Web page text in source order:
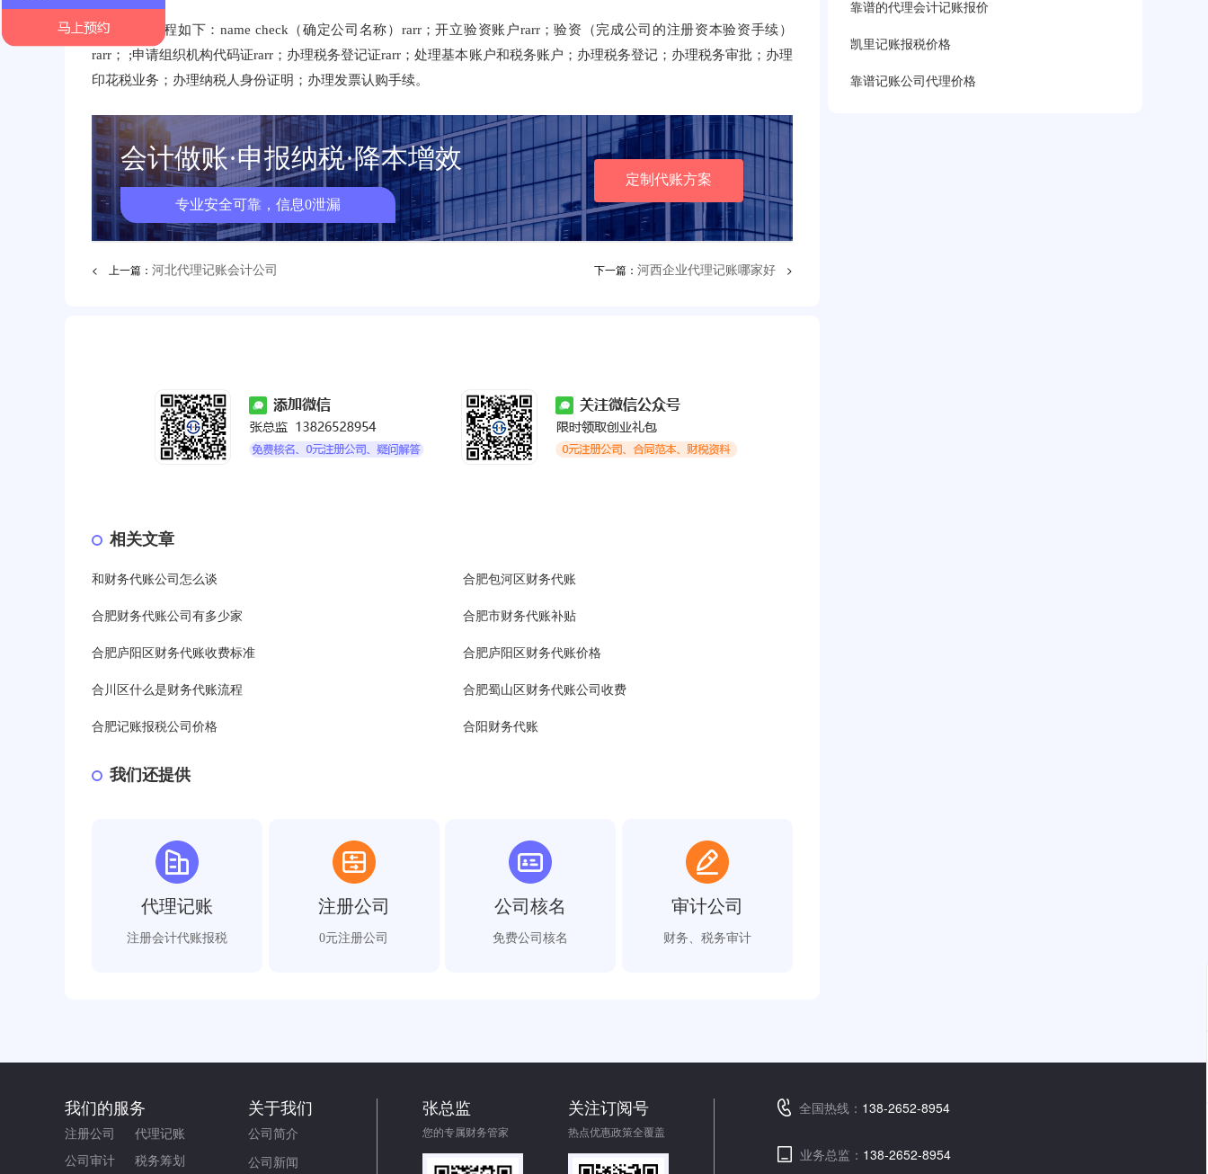
公司注册流程如下：name check（确定公司名称）rarr；开立验资账户rarr；验资（完成公司的注册资本验资手续）
rarr； ;申请组织机构代码证rarr；办理税务登记证rarr；处理基本账户和税务账户；办理税务登记；办理税务审批；办理
印花税业务；办理纳税人身份证明；办理发票认购手续。
会计做账·申报纳税·降本增效
专业安全可靠，信息0泄漏
定制代账方案
< 上一篇： 河北代理记账会计公司 下一篇： 河西企业代理记账哪家好 >
相关文章
和财务代账公司怎么谈 合肥包河区财务代账
合肥财务代账公司有多少家 合肥市财务代账补贴
合肥庐阳区财务代账收费标准 合肥庐阳区财务代账价格
合川区什么是财务代账流程 合肥蜀山区财务代账公司收费
合肥记账报税公司价格 合阳财务代账
我们还提供
代理记账
注册会计代账报税
注册公司
0元注册公司
公司核名
免费公司核名
审计公司
财务、税务审计
靠谱的代理会计记账报价
凯里记账报税价格
靠谱记账公司代理价格
我们的服务
注册公司
代理记账
公司审计
税务筹划
关于我们
公司简介
公司新闻
张总监
您的专属财务管家
关注订阅号
热点优惠政策全覆盖
全国热线： 138-2652-8954
业务总监： 138-2652-8954